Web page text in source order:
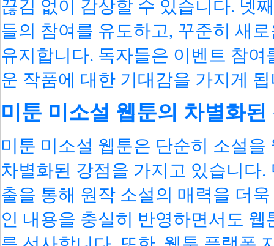
끊김 없이 감상할 수 있습니다. 넷
들의 참여를 유도하고, 꾸준히 새
유지합니다. 독자들은 이벤트 참
운 작품에 대한 기대감을 가지게
미툰 미소설 웹툰의 차별화된
미툰 미소설 웹툰은 단순히 소설
차별화된 강점을 가지고 있습니다
출을 통해 원작 소설의 매력을 더
인 내용을 충실히 반영하면서도